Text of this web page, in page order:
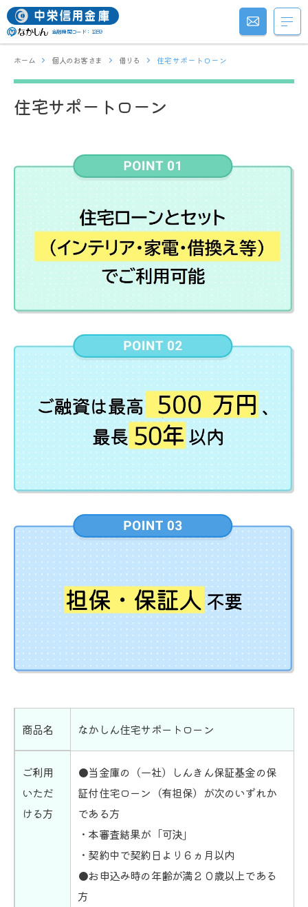
金融機関コード：1289
ホーム 個人のお客さま 借りる 住宅サポートローン
住宅サポートローン
商品名 なかしん住宅サポートローン
ご利用
いただ
ける方
●当金庫の（一社）しんきん保証基金の保
証付住宅ローン（有担保）が次のいずれか
である方
・本審査結果が「可決」
・契約中で契約日より６ヵ月以内
●お申込み時の年齢が満２０歳以上である
方